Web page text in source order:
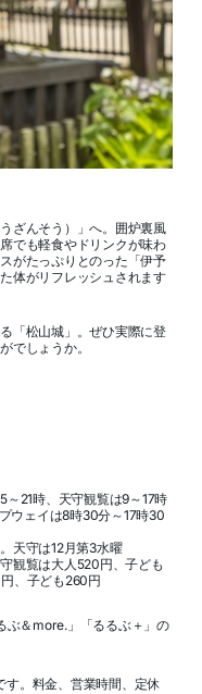
ざんそう）」へ。囲炉裏風
でも軽食やドリンクが味わ
がたっぷりとのった「伊予
体がリフレッシュされます
「松山城」。ぜひ実際に登
でしょうか。
21時、天守観覧は9～17時
ウェイは8時30分～17時30
天守は12月第3水曜
観覧は大人520円、子ども
、子ども260円
ぶ＆more.」「るるぶ＋」の
。料金、営業時間、定休